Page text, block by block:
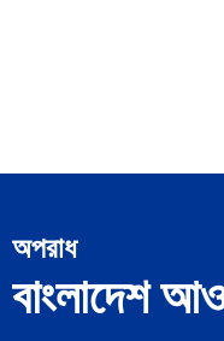
অপরাধ
বাংলাদেশ